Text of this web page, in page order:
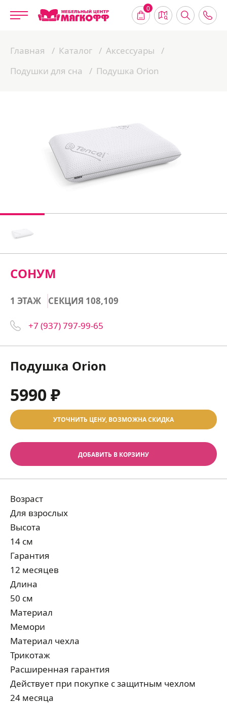
0
Главная Каталог
Аксессуары
Подушки для сна
Подушка Orion
СОНУМ
1 ЭТАЖ СЕКЦИЯ 108,109
+7 (937) 797-99-65
Подушка Orion
5990 ₽
УТОЧНИТЬ ЦЕНУ, ВОЗМОЖНА СКИДКА
ДОБАВИТЬ В КОРЗИНУ
Возраст
Для взрослых
Высота
14 см
Гарантия
12 месяцев
Длина
50 см
Материал
Мемори
Материал чехла
Трикотаж
Расширенная гарантия
Действует при покупке с защитным чехлом
24 месяца